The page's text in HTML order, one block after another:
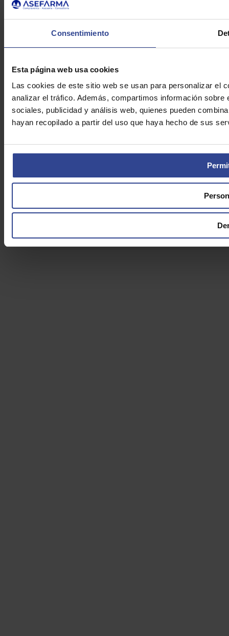
Consentimiento
Esta página web usa cookies
Las cookies de este sitio web se usan para personalizar el
analizar el tráfico. Además, compartimos información
sociales, publicidad y análisis web, quienes pueden
hayan recopilado a partir del uso que haya hecho de sus
Enviar e-mail
Política de Privacidad
Aviso Legal
Asefarma © 2026